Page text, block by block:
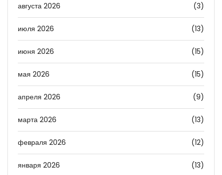
августа 2026 (3)
июля 2026 (13)
июня 2026 (15)
мая 2026 (15)
апреля 2026 (9)
марта 2026 (13)
февраля 2026 (12)
января 2026 (13)